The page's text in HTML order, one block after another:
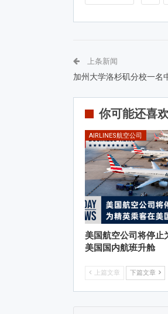
上条新闻
加州大学洛杉矶分校一名
你可能还喜欢
AIRLINES航空公司
美国航空公司将停止
美国国内航班升舱
上篇文章 下篇文章